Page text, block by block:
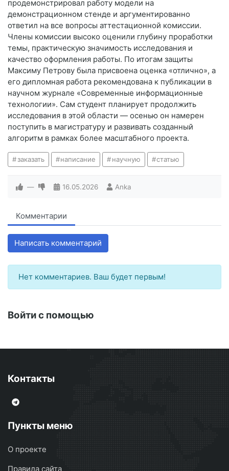
продемонстрировал работу модели на
демонстрационном стенде и аргументированно
ответил на все вопросы аттестационной комиссии.
Члены комиссии высоко оценили глубину проработки
темы, практическую значимость исследования и
качество оформления работы. По итогам защиты
Максиму Петрову была присвоена оценка «отлично», а
его дипломная работа рекомендована к публикации в
научном журнале «Современные информационные
технологии». Сам студент планирует продолжить
исследования в этой области — осенью он намерен
поступить в магистратуру и развивать созданный
алгоритм в рамках более масштабного проекта.
заказать написание научную статью
— 16.05.2026 Anka
Комментарии
Написать комментарий
Нет комментариев. Ваш будет первым!
Войти с помощью
Контакты
Пункты меню
О проекте
Правила сайта